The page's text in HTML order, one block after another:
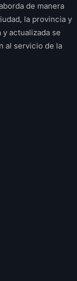
de manera
la provincia y
actualizada se
al servicio de la